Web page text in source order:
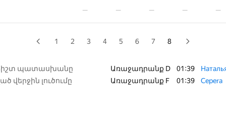
— — — — —
— — — — —
1 2 3 4 5 6 7 8
պատասխանը Առաջադրանք D 01:39
վերջին լուծումը
Առաջադրանք F 01:39 Cepera